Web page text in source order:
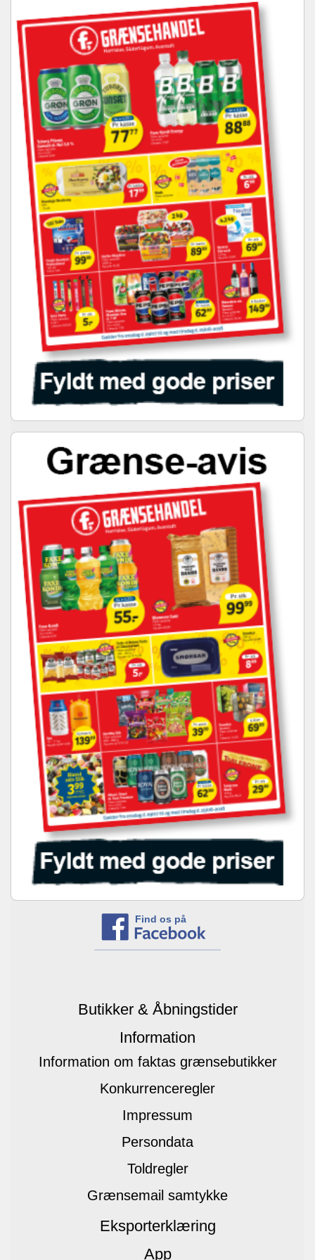
Find os på
Butikker & Åbningstider
Information
Information om faktas grænsebutikker
Konkurrenceregler
Impressum
Persondata
Toldregler
Grænsemail samtykke
Eksporterklæring
App